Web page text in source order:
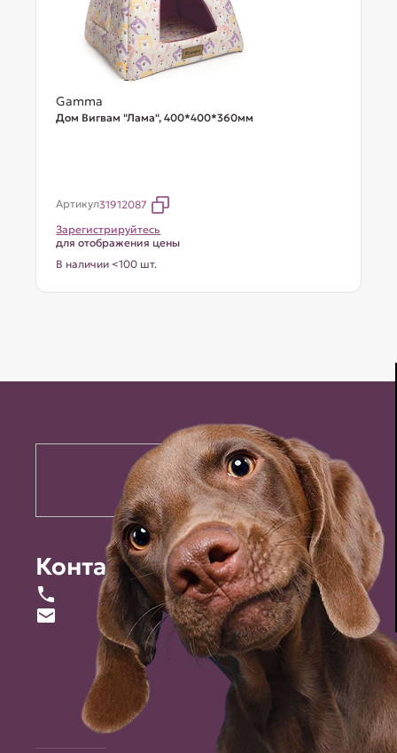
Gamma
Дом Вигвам "Лама", 400*400*360мм
Артикул31912087
Зарегистрируйтесь
для отображения цены
В наличии <100 шт.
Контакты